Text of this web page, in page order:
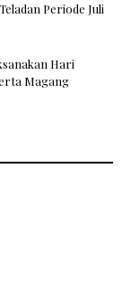
Periode Juli
Hari
Magang